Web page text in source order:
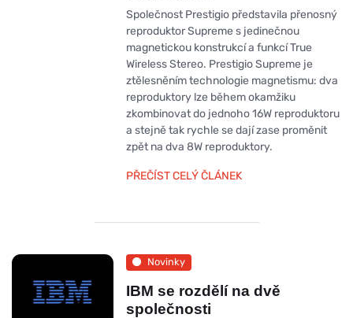
Společnost Prestigio představila přenosný
reproduktor Supreme s jedinečnou
magnetickou konstrukcí a funkcí True
Wireless Stereo. Prestigio Supreme je
ztělesněním technologie magnetismu: dva
reproduktory lze během okamžiku
zkombinovat do jednoho 16W reproduktoru
a stejně tak rychle se dají zase proměnit
zpět na dva 8W reproduktory.
PŘEČÍST CELÝ ČLÁNEK
Novinky
IBM se rozdělí na dvě
společnosti